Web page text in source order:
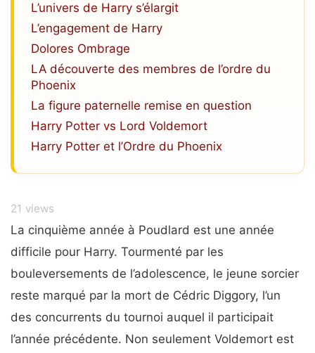
L’univers de Harry s’élargit
L’engagement de Harry
Dolores Ombrage
LA découverte des membres de l’ordre du
Phoenix
La figure paternelle remise en question
Harry Potter vs Lord Voldemort
Harry Potter et l’Ordre du Phoenix
21 views
La cinquième année à Poudlard est une année
difficile pour Harry. Tourmenté par les
bouleversements de l’adolescence, le jeune sorcier
reste marqué par la mort de Cédric Diggory, l’un
des concurrents du tournoi auquel il participait
l’année précédente. Non seulement Voldemort est